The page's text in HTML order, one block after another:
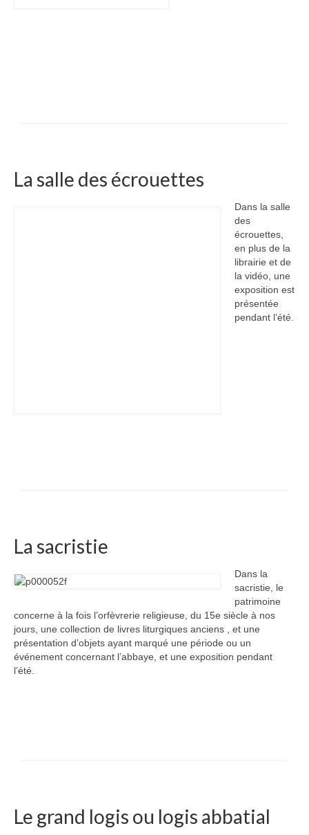
La salle des écrouettes
Dans la salle
des
écrouettes,
en plus de la
librairie et de
la vidéo, une
exposition est
présentée
pendant l’été.
La sacristie
Dans la
sacristie, le
patrimoine
concerne à la fois l’orfèvrerie religieuse, du 15e siècle à nos
jours, une collection de livres liturgiques anciens , et une
présentation d’objets ayant marqué une période ou un
événement concernant l’abbaye, et une exposition pendant
l’été.
Le grand logis ou logis abbatial